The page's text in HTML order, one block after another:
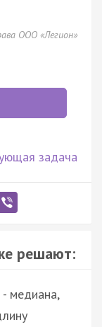
ООО «Легион»
задача
решают:
- медиана,